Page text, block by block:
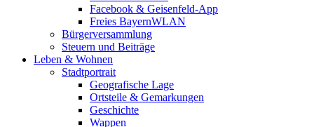
Facebook & Geisenfeld-App
Freies BayernWLAN
Bürgerversammlung
Steuern und Beiträge
Leben & Wohnen
Stadtportrait
Geografische Lage
Ortsteile & Gemarkungen
Geschichte
Wappen